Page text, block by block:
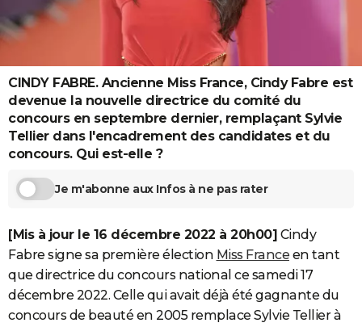
Destinations
City break
Voyage nature
Voyage de noces
Forum
Climat
+
PHOTO
BONS PLANS
CARTE DE VOEUX
Carte de Noël
Carte Bonne année
Carte Saint-Valentin
Carte d'anniversaire
DICTIONNAIRE
Dictionnaire
Biographies
Citations
Expressions
Proverbes
PROGRAMME TV
S'inscrire
Se connecter
Collèges
Primaires
Universités
Entreprises
Service militaire
Avis de recherche
AVIS DE DÉCÈS
FORUM
Bricolage
Lifestyle
Culture
Sport
Auto
Television
Voyage
Cinema
CINDY FABRE. Ancienne Miss France, Cindy Fabre est
devenue la nouvelle directrice du comité du
concours en septembre dernier, remplaçant Sylvie
Tellier dans l'encadrement des candidates et du
concours. Qui est-elle ?
Je m'abonne aux Infos à ne pas rater
[Mis à jour le 16 décembre 2022 à 20h00] Cindy
Fabre signe sa première élection Miss France en tant
que directrice du concours national ce samedi 17
décembre 2022. Celle qui avait déjà été gagnante du
concours de beauté en 2005 remplace Sylvie Tellier à